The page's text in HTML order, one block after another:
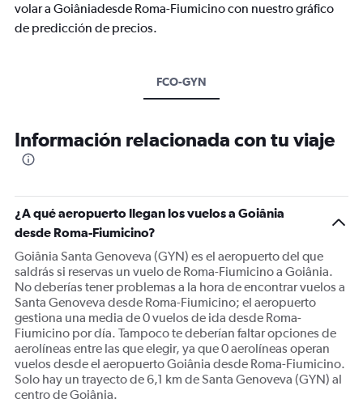
volar a Goiâniadesde Roma-Fiumicino con nuestro gráfico
de predicción de precios.
FCO-GYN
Información relacionada con tu viaje
¿A qué aeropuerto llegan los vuelos a Goiânia
desde Roma-Fiumicino?
Goiânia Santa Genoveva (GYN) es el aeropuerto del que
saldrás si reservas un vuelo de Roma-Fiumicino a Goiânia.
No deberías tener problemas a la hora de encontrar vuelos a
Santa Genoveva desde Roma-Fiumicino; el aeropuerto
gestiona una media de 0 vuelos de ida desde Roma-
Fiumicino por día. Tampoco te deberían faltar opciones de
aerolíneas entre las que elegir, ya que 0 aerolíneas operan
vuelos desde el aeropuerto Goiânia desde Roma-Fiumicino.
Solo hay un trayecto de 6,1 km de Santa Genoveva (GYN) al
centro de Goiânia.